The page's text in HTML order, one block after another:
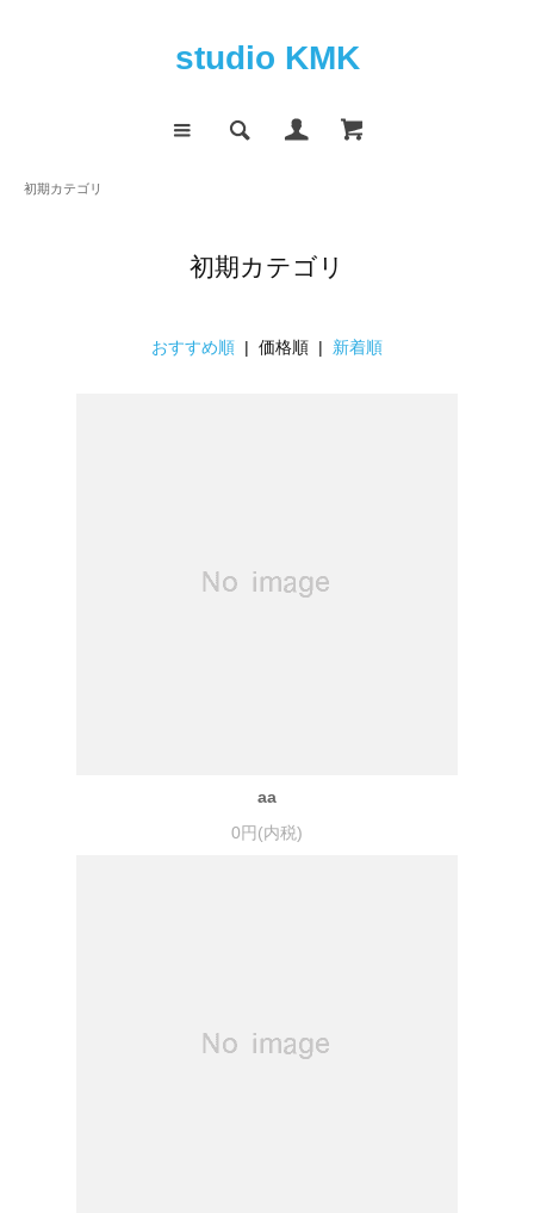
studio KMK
初期カテゴリ
初期カテゴリ
おすすめ順 | 価格順 | 新着順
aa
0円(内税)